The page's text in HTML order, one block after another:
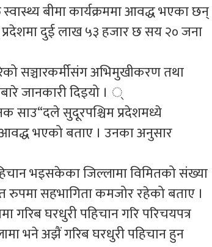
बीमा कार्यक्रममा आवद्ध भएका छन्
प्रदेशमा दुई लाख ५३ हजार छ सय २० जना
सञ्चारकर्मीसंग अभिमुखीकरण तथा
जानकारी दिइयो ।
साउ“दले सुदूरपश्चिम प्रदेशमध्ये
आवद्ध भएको बताए । उनका अनुसार
भइसकेका जिल्लामा विमितको संख्या
रुपमा सहभागिता कमजोर रहेको बताए ।
घरधुरी पहिचान गरि परिचयपत्र
भने अझैं गरिब घरधुरी पहिचान हुन